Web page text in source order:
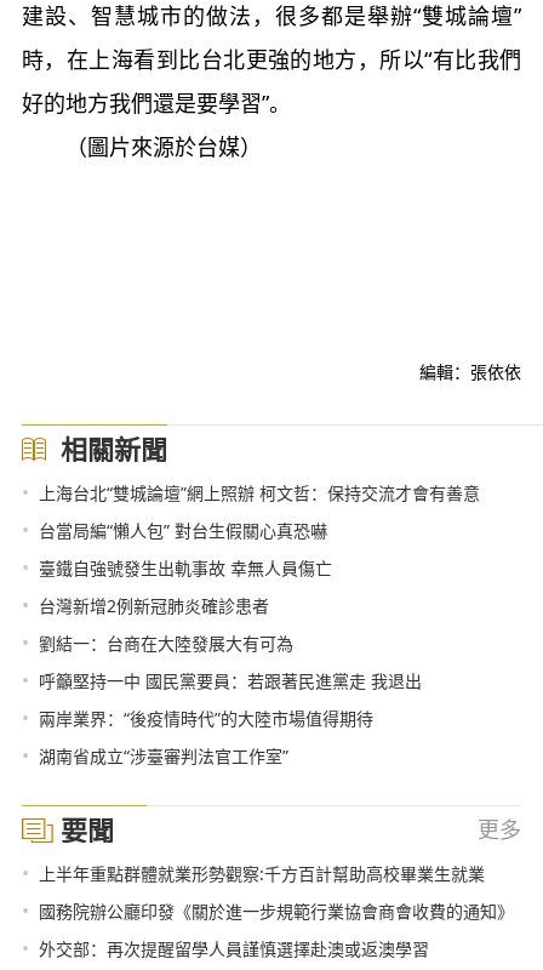
建設、智慧城市的做法，很多都是舉辦“雙城論壇”
時，在上海看到比台北更強的地方，所以“有比我們
好的地方我們還是要學習”。
（圖片來源於台媒）
編輯：張依依
相關新聞
• 上海台北“雙城論壇”網上照辦 柯文哲：保持交流才會有善意
• 台當局編“懶人包” 對台生假關心真恐嚇
• 臺鐵自強號發生出軌事故 幸無人員傷亡
• 台灣新增2例新冠肺炎確診患者
• 劉結一：台商在大陸發展大有可為
• 呼籲堅持一中 國民黨要員：若跟著民進黨走 我退出
• 兩岸業界：“後疫情時代”的大陸市場值得期待
• 湖南省成立“涉臺審判法官工作室”
要聞 更多
• 上半年重點群體就業形勢觀察:千方百計幫助高校畢業生就業
• 國務院辦公廳印發《關於進一步規範行業協會商會收費的通知》
• 外交部：再次提醒留學人員謹慎選擇赴澳或返澳學習